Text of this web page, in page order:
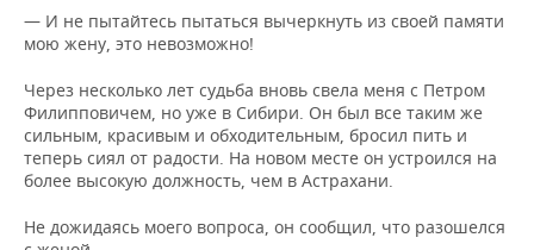
— И не пытайтесь пытаться вычеркнуть из своей памяти
мою жену, это невозможно!
Через несколько лет судьба вновь свела меня с Петром
Филипповичем, но уже в Сибири. Он был все таким же
сильным, красивым и обходительным, бросил пить и
теперь сиял от радости. На новом месте он устроился на
более высокую должность, чем в Астрахани.
Не дожидаясь моего вопроса, он сообщил, что разошелся